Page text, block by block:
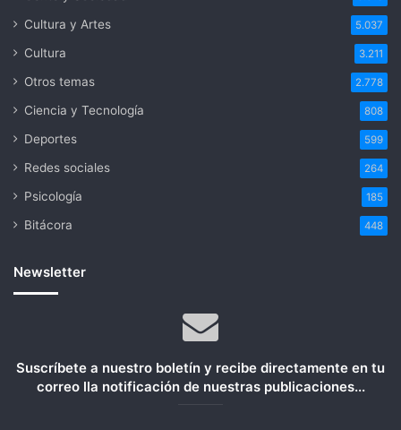
Cultura y Artes 5.037
Cultura 3.211
Otros temas 2.778
Ciencia y Tecnología 808
Deportes 599
Redes sociales 264
Psicología 185
Bitácora 448
Newsletter
Suscríbete a nuestro boletín y recibe directamente en tu
correo lla notificación de nuestras publicaciones...